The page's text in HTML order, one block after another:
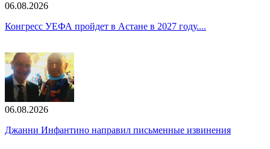
06.08.2026
Конгресс УЕФА пройдет в Астане в 2027 году....
06.08.2026
Джанни Инфантино направил письменные извинения